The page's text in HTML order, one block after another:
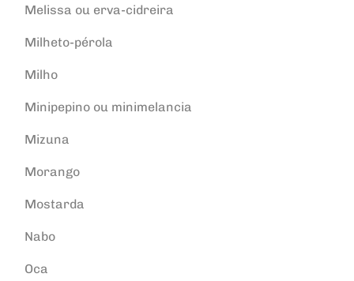
Melissa ou erva-cidreira
Milheto-pérola
Milho
Minipepino ou minimelancia
Mizuna
Morango
Mostarda
Nabo
Oca